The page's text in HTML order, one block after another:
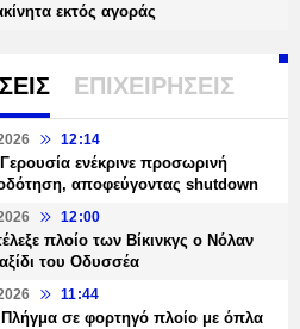
εκτός αγοράς
ΕΠΙΧΕΙΡΗΣΕΙΣ
12:14
ενέκρινε προσωρινή
αποφεύγοντας shutdown
12:00
πλοίο των Βίκινκγς ο Νόλαν
του Οδυσσέα
11:44
σε φορτηγό πλοίο με όπλα